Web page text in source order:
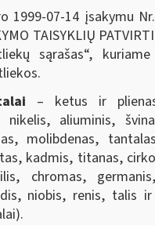
1999-07-14 įsakymu
TAISYKLIŲ
sąrašas“,
– ketus ir
aliuminis,
molibdenas,
kadmis, titanas,
chromas,
niobis, renis, talis